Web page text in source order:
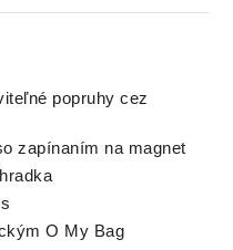
popruhy cez
zapínaním na magnet
O My Bag